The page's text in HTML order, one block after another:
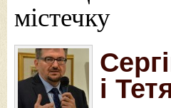
містечку
і